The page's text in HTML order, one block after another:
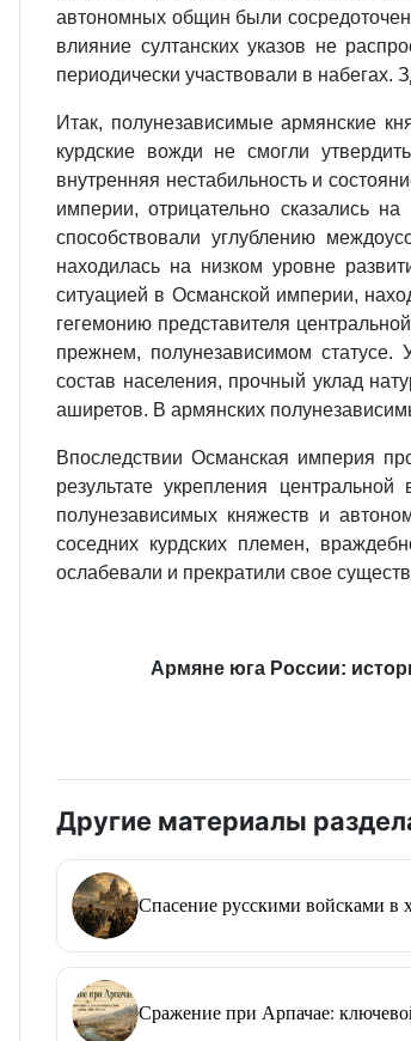
автономных общин были
влияние султанских указов не
периодически участвовали в набегах.
Итак, полунезависимые армянские
курдские вожди не смогли
внутренняя нестабильность и
империи, отрицательно сказались
способствовали углублению
находилась на низком уровне
ситуацией в Османской империи,
гегемонию представителя
прежнем, полунезависимом
состав населения, прочный уклад
аширетов. В армянских
Впоследствии Османская империя
результате укрепления
полунезависимых княжеств и
соседних курдских племен,
ослабевали и прекратили свое
Армяне юга России:
Другие материалы
Спасение русскими войсками в
Сражение при Арпачае: